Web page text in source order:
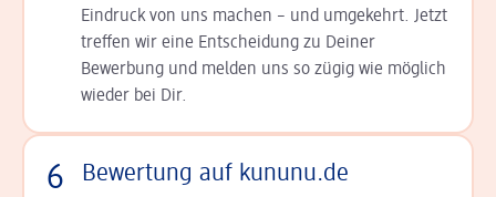
Ein­druck von uns machen – und umgekehrt. Jetzt
tref­fen wir eine Entscheidung zu Deiner
Bewerbung und melden uns so zügig wie möglich
wieder bei Dir.
6 Bewertung auf kununu.de